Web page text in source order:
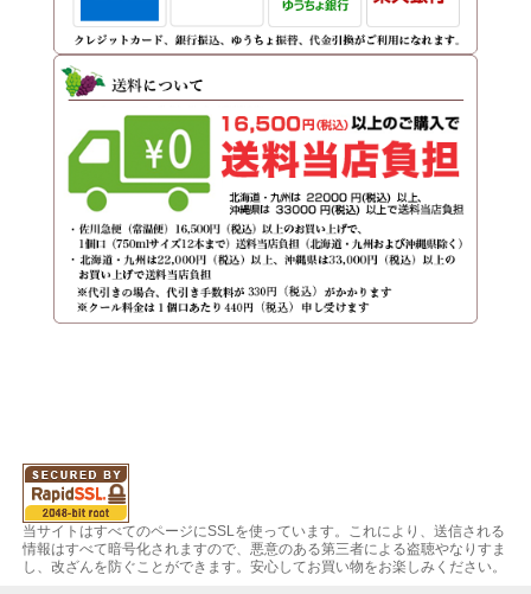
当サイトはすべてのページにSSLを使っています。これにより、送信される
情報はすべて暗号化されますので、悪意のある第三者による盗聴やなりすま
し、改ざんを防ぐことができます。安心してお買い物をお楽しみください。